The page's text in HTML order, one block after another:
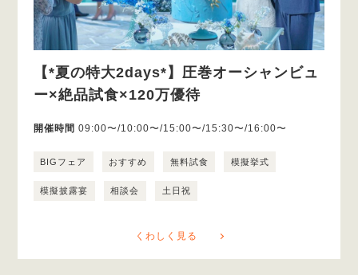
【*夏の特大2days*】圧巻オーシャンビュ
ー×絶品試食×120万優待
開催時間 09:00〜/10:00〜/15:00〜/15:30〜/16:00〜
BIGフェア おすすめ 無料試食 模擬挙式
模擬披露宴 相談会 土日祝
くわしく見る